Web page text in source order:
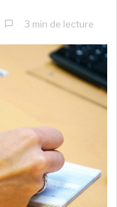
3 min de lecture